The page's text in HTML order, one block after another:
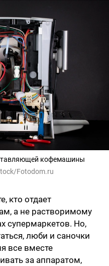
кофемашины
Fotodom.ru
кто отдает
а не растворимому
супермаркетов. Но,
люби и саночки
все вместе
за аппаратом,